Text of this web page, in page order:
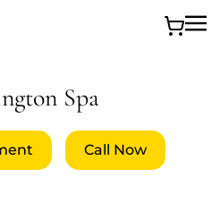
Spa
Call Now